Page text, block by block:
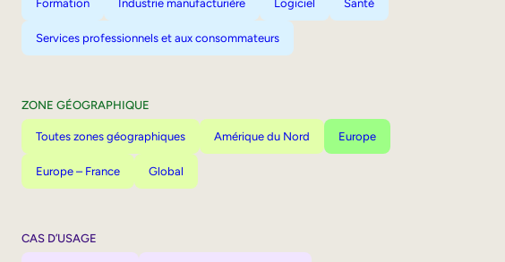
Formation Industrie manufacturière Logiciel Santé
Services professionnels et aux consommateurs
ZONE GÉOGRAPHIQUE
Toutes zones géographiques Amérique du Nord Europe
Europe – France Global
CAS D’USAGE